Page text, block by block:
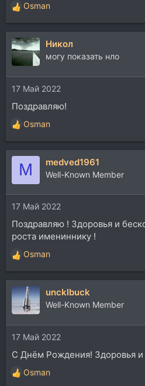
Р
е
а
к
ц
и
и
:
Osman
Никол
могу показать нло
17 Май 2022
Поздравляю!
Р
е
а
и
и
:
Osman
M medved1961
Well-Known Member
17 Май 2022
Поздравляю ! Здоровья и
роста имениннику !
Р
е
а
к
ц
и
и
:
Osman
uncklbuck
Well-Known Member
17 Май 2022
С Днём Рождения! Здоровья и
Р
Osman